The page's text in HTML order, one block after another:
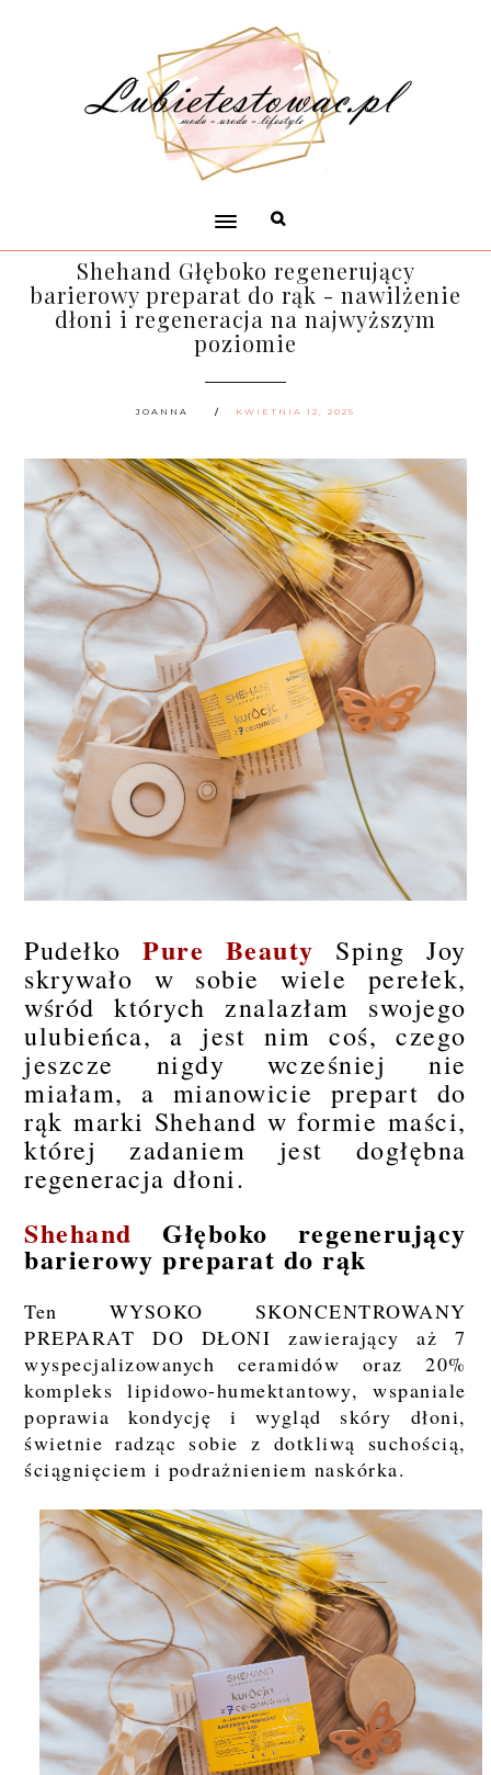
Shehand Głęboko regenerujący
barierowy preparat do rąk - nawilżenie
dłoni i regeneracja na najwyższym
poziomie
JOANNA KWIETNIA 12, 2025
PudełkoPure Beauty Sping Joy
skrywało w sobie wiele perełek,
wśród których znalazłam swojego
ulubieńca, a jest nim coś, czego
jeszcze nigdy wcześniej nie
miałam, a mianowicie prepart do
rąk marki Shehand w formie maści,
której zadaniem jest dogłębna
regeneracja dłoni.
Shehand Głęboko regenerujący
barierowy preparat do rąk
Ten WYSOKO SKONCENTROWANY
PREPARAT DO DŁONI zawierający aż 7
wyspecjalizowanych ceramidów oraz 20%
kompleks lipidowo-humektantowy, wspaniale
poprawia kondycję i wygląd skóry dłoni,
świetnie radząc sobie z dotkliwą suchością,
ściągnięciem i podrażnieniem naskórka.